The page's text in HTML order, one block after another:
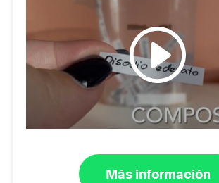
Más información